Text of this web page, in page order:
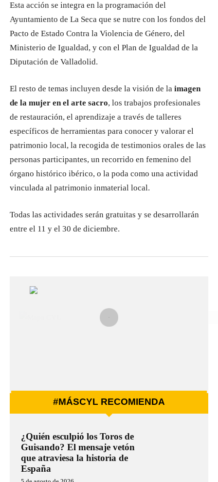
Esta acción se integra en la programación del
Ayuntamiento de La Seca que se nutre con los fondos del
Pacto de Estado Contra la Violencia de Género, del
Ministerio de Igualdad, y con el Plan de Igualdad de la
Diputación de Valladolid.
El resto de temas incluyen desde la visión de la imagen
de la mujer en el arte sacro, los trabajos profesionales
de restauración, el aprendizaje a través de talleres
específicos de herramientas para conocer y valorar el
patrimonio local, la recogida de testimonios orales de las
personas participantes, un recorrido en femenino del
órgano histórico ibérico, o la poda como una actividad
vinculada al patrimonio inmaterial local.
Todas las actividades serán gratuitas y se desarrollarán
entre el 11 y el 30 de diciembre.
#MÁSCYL RECOMIENDA
¿Quién esculpió los Toros de
Guisando? El mensaje vetón
que atraviesa la historia de
España